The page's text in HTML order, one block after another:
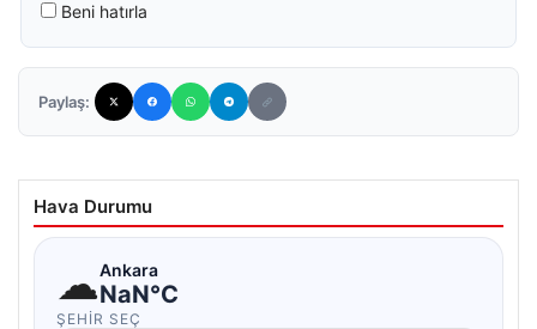
Beni hatırla
Paylaş:
Hava Durumu
☁Ankara
NaN°C
ŞEHIR SEÇ